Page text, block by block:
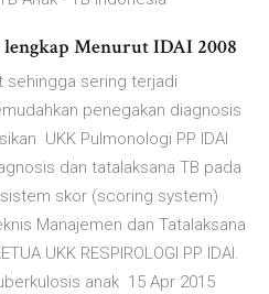
Menurut IDAI 2008
sehingga sering terjadi
penegakan diagnosis
UKK Pulmonologi PP IDAI
dan tatalaksana TB pada
skor (scoring system)
Manajemen dan Tatalaksana
UKK RESPIROLOGI PP IDAI.
anak 15 Apr 2015